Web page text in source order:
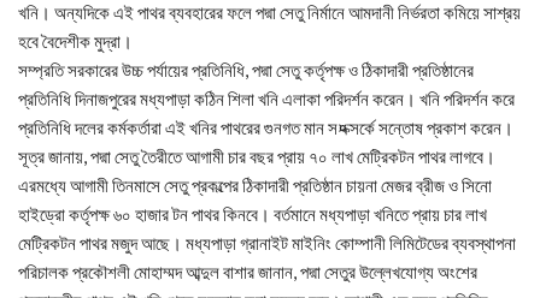
খনি। অন্যদিকে এই পাথর ব্যবহারের ফলে পদ্মা সেতু নির্মানে আমদানী নির্ভরতা কমিয়ে সাশ্রয়
হবে বৈদেশীক মুদ্রা।
সম্প্রতি সরকারের উচ্চ পর্যায়ের প্রতিনিধি, পদ্মা সেতু কর্তৃপক্ষ ও ঠিকাদারী প্রতিষ্ঠানের
প্রতিনিধি দিনাজপুরের মধ্যপাড়া কঠিন শিলা খনি এলাকা পরিদর্শন করেন। খনি পরিদর্শন করে
প্রতিনিধি দলের কর্মকর্তারা এই খনির পাথরের গুনগত মান স¤ক্সর্কে সন্তোষ প্রকাশ করেন।
সূত্র জানায়, পদ্মা সেতু তৈরীতে আগামী চার বছর প্রায় ৭০ লাখ মেট্রিকটন পাথর লাগবে।
এরমধ্যে আগামী তিনমাসে সেতু প্রকল্পের ঠিকাদারী প্রতিষ্ঠান চায়না মেজর ব্রীজ ও সিনো
হাইড্রো কর্তৃপক্ষ ৬০ হাজার টন পাথর কিনবে। বর্তমানে মধ্যপাড়া খনিতে প্রায় চার লাখ
মেট্রিকটন পাথর মজুদ আছে। মধ্যপাড়া গ্রানাইট মাইনিং কোম্পানী লিমিটেডের ব্যবস্থাপনা
পরিচালক প্রকৌশলী মোহাম্মদ আব্দুল বাশার জানান, পদ্মা সেতুর উল্লেখযোগ্য অংশের